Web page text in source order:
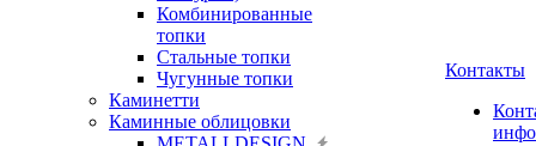
Комбинированные
топки
Стальные топки
Чугунные топки
Каминетти
Каминные облицовки
Контакты